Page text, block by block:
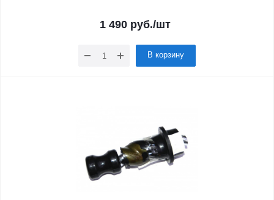
1 490руб./шт
В корзину